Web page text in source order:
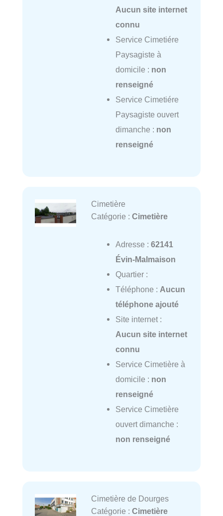
Aucun site internet
connu
Service Cimetiére
Paysagiste à
domicile : non
renseigné
Service Cimetiére
Paysagiste ouvert
dimanche : non
renseigné
Cimetière
Catégorie : Cimetière
Adresse : 62141
Évin-Malmaison
Quartier :
Téléphone : Aucun
téléphone ajouté
Site internet :
Aucun site internet
connu
Service Cimetière à
domicile : non
renseigné
Service Cimetière
ouvert dimanche :
non renseigné
Cimetière de Dourges
Catégorie : Cimetière